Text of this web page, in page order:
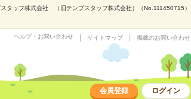
タッフ株式会社 （旧テンプスタッフ株式会社）（No.111450715）
ヘルプ・お問い合わせ サイトマップ 掲載のお問い合わせ
会員登録 ログイン